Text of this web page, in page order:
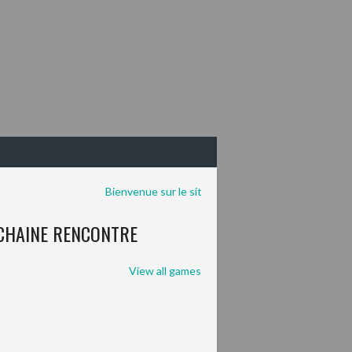
Bienvenue sur le site des Chevaliers de
RENCONTRE
View all games